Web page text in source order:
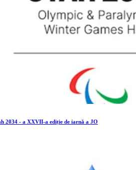
2034 - a XXVII-a ediție de iarnă a JO